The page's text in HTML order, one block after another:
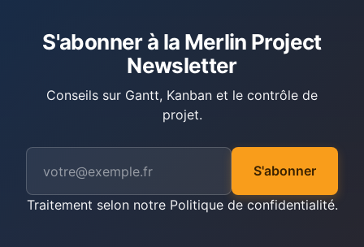
S'abonner à la Merlin Project
Newsletter
Conseils sur Gantt, Kanban et le contrôle de
projet.
S'abonner
Traitement selon notre Politique de confidentialité.